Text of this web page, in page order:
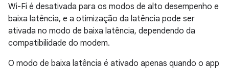
Wi-Fi é desativada para os modos de alto desempenho e
baixa latência, e a otimização da latência pode ser
ativada no modo de baixa latência, dependendo da
compatibilidade do modem.
O modo de baixa latência é ativado apenas quando o app